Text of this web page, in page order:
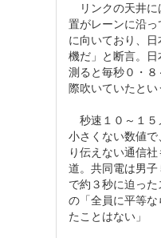
リンクの天井に
置がレーンに沿
に向いており、
機だ」と断言。
測ると毎秒０・
際吹いていたとい
秒速１０～１５
小さくない数値
り伝えない通信
道。共同電は男
で約３秒に迫った
の「全員に平等
たことはない」